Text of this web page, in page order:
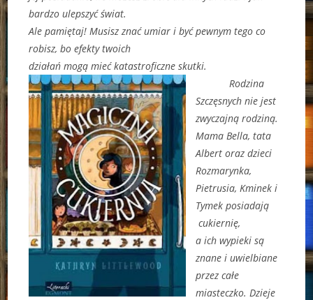
bardzo ulepszyć świat.
Ale pamiętaj! Musisz znać umiar i być pewnym tego co
robisz, bo efekty twoich
działań mogą mieć katastroficzne skutki.
Rodzina
Szczęsnych nie jest
zwyczajną rodziną.
Mama Bella, tata
Albert oraz dzieci
Rozmarynka,
Pietrusia, Kminek i
Tymek posiadają
cukiernię,
a ich wypieki są
znane i uwielbiane
przez całe
miasteczko. Dzieje